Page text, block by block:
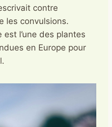
contre
les convulsions.
est l’une des plantes
en Europe pour